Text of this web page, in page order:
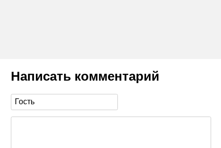
Написать комментарий